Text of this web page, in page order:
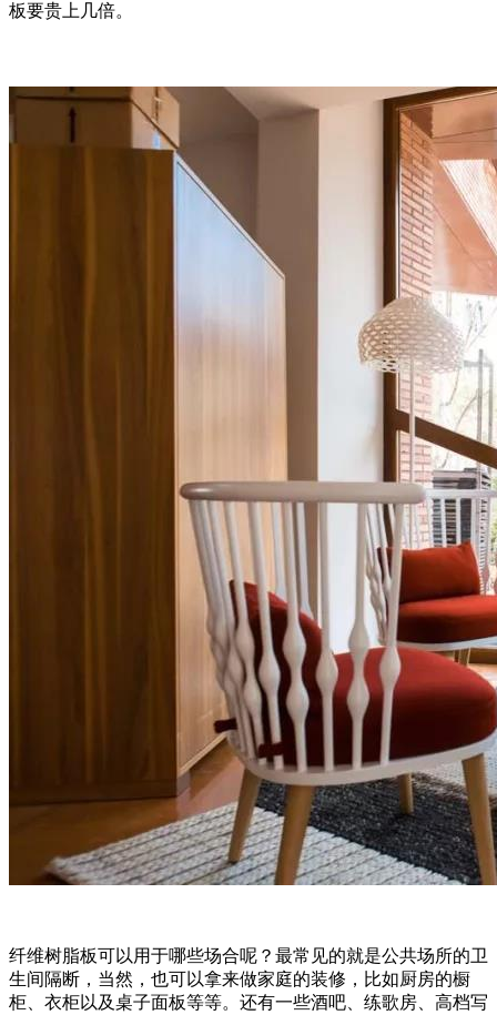
板要贵上几倍。
纤维树脂板可以用于哪些场合呢？最常见的就是公共场所的卫
生间隔断，当然，也可以拿来做家庭的装修，比如厨房的橱
柜、衣柜以及桌子面板等等。还有一些酒吧、练歌房、高档写